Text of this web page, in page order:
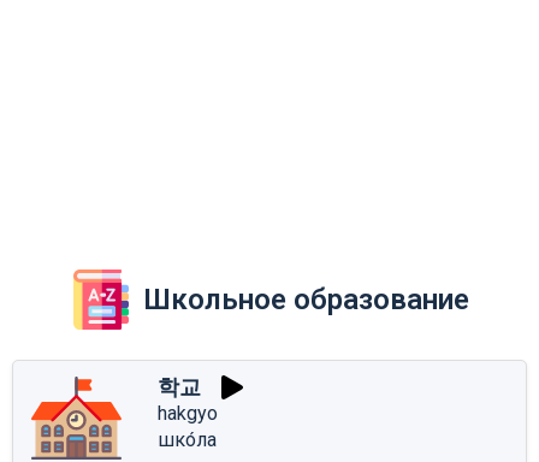
Школьное образование
학교
hakgyo
шко́ла